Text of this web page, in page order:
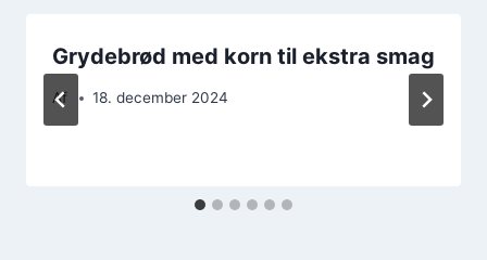
Grydebrød med korn til ekstra smag
Af 18. december 2024